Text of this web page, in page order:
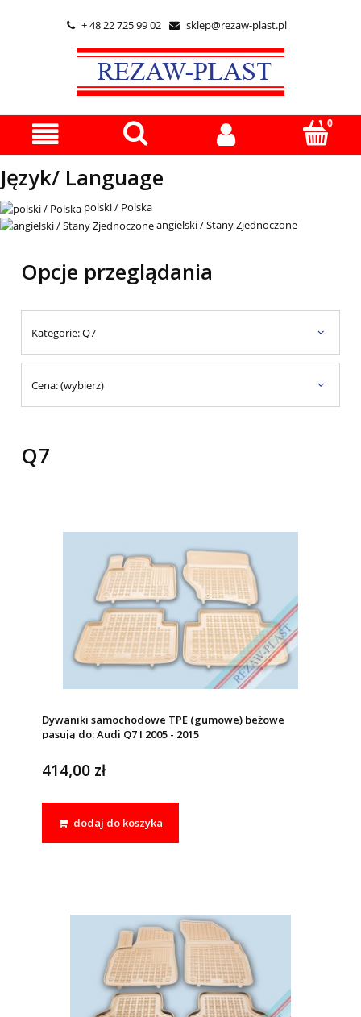
 + 48 22 725 99 02  sklep@rezaw-plast.pl
Język/ Language
polski / Polska
angielski / Stany Zjednoczone
Opcje przeglądania
Kategorie: Q7
Cena: (wybierz)
Q7
Dywaniki samochodowe TPE (gumowe) beżowe
pasują do: Audi Q7 I 2005 - 2015
414,00 zł
dodaj do koszyka